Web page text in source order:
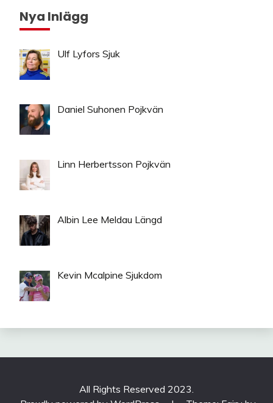
Nya Inlägg
Ulf Lyfors Sjuk
Daniel Suhonen Pojkvän
Linn Herbertsson Pojkvän
Albin Lee Meldau Längd
Kevin Mcalpine Sjukdom
All Rights Reserved 2023.